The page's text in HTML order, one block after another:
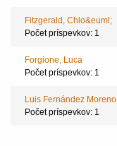
Fitzgerald, Chlo&euml;
Počet príspevkov: 1
Forgione, Luca
Počet príspevkov: 1
Luis Fernández Moreno
Počet príspevkov: 1